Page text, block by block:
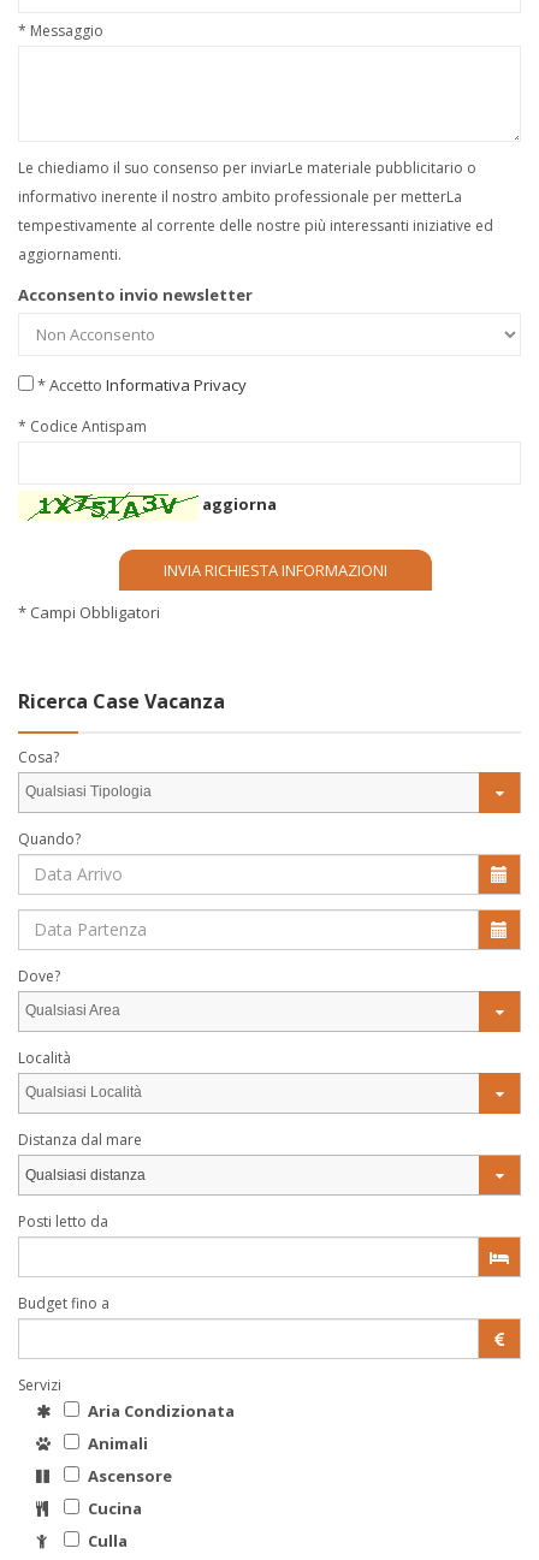
* Messaggio
Le chiediamo il suo consenso per inviarLe materiale pubblicitario o
informativo inerente il nostro ambito professionale per metterLa
tempestivamente al corrente delle nostre più interessanti iniziative ed
aggiornamenti.
Acconsento invio newsletter
* Accetto Informativa Privacy
* Codice Antispam
aggiorna
* Campi Obbligatori
Ricerca Case Vacanza
Cosa?
Qualsiasi Tipologia
Quando?
Dove?
Qualsiasi Area
Località
Qualsiasi Località
Distanza dal mare
Qualsiasi distanza
Posti letto da
Budget fino a
Servizi
Aria Condizionata
Animali
Ascensore
Cucina
Culla